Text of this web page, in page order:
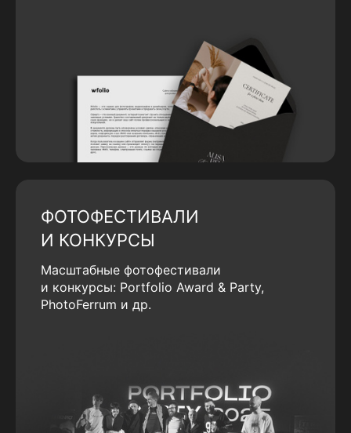
ФОТОФЕСТИВАЛИ
И КОНКУРСЫ
Масштабные фотофестивали
и конкурсы: Portfolio Award & Party,
PhotoFerrum и др.